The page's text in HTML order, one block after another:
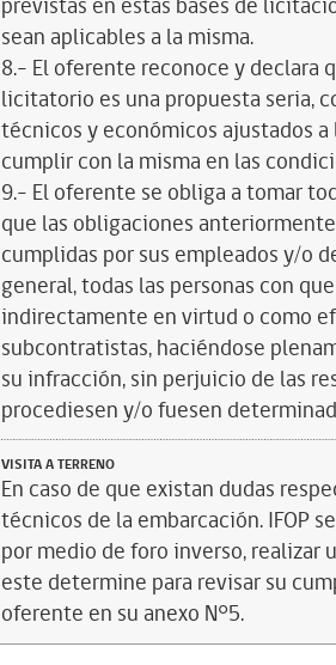
previstas en estas bases de
sean aplicables a la misma.
8.- El oferente reconoce y declara
licitatorio es una propuesta seria,
técnicos y económicos ajustados
cumplir con la misma en las
9.- El oferente se obliga a tomar
que las obligaciones
cumplidas por sus empleados y/o
general, todas las personas con
indirectamente en virtud o como
subcontratistas, haciéndose
su infracción, sin perjuicio de las
procediesen y/o fuesen
VISITA A TERRENO
En caso de que existan dudas
técnicos de la embarcación. IFOP
por medio de foro inverso, realizar
este determine para revisar su
oferente en su anexo N°5.